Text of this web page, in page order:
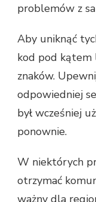
problemów z
Aby uniknąć
kod pod
znaków.
odpowiedniej
był wcześniej
ponownie.
W niektórych
otrzymać
ważny dla